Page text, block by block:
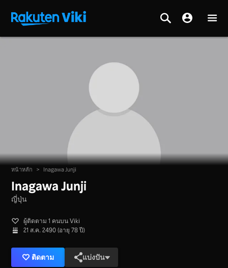
หน้าหลัก > Inagawa Junji
Inagawa Junji
ญี่ปุ่น
ผู้ติดตาม 1 คนบน Viki
21 ส.ค. 2490 (อายุ 78 ปี)
ติดตาม แบ่งปัน